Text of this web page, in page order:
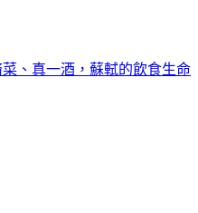
、真一酒，蘇軾的飲食生命